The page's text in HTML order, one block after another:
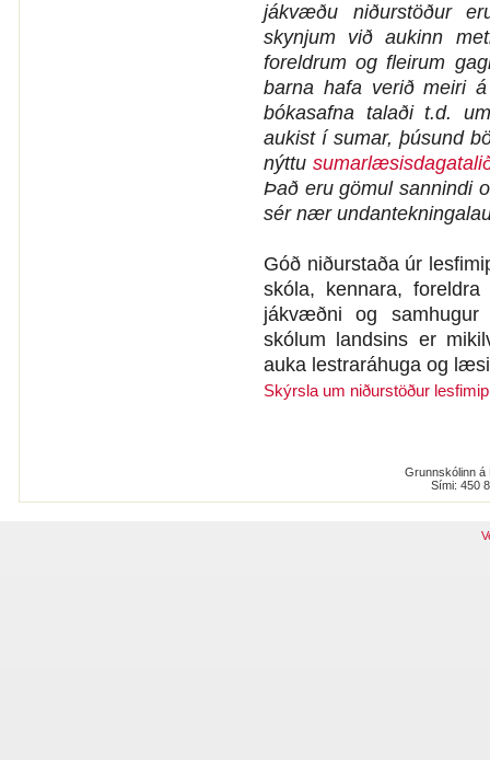
jákvæðu niðurstöður
skynjum við aukinn
foreldrum og fleirum
barna hafa verið meiri
bókasafna talaði t.d.
aukist í sumar, þúsund
nýttu
Það eru gömul sannindi
sér nær
Góð niðurstaða úr
skóla, kennara,
jákvæðni og samhugur
skólum landsins er
auka lestraráhuga og
Skýrsla um niðurstöður
Grunnskólinn á
Sími: 450